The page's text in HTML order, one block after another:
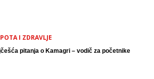
I ZDRAVLJE
pitanja o Kamagri – vodič za početnike